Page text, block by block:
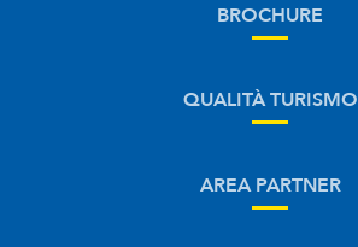
BROCHURE
QUALITÀ TURISMO
AREA PARTNER